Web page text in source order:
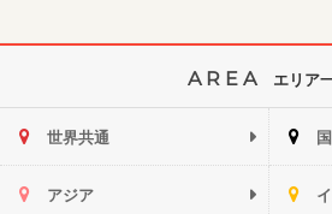
AREA エリア
世界共通
アジア